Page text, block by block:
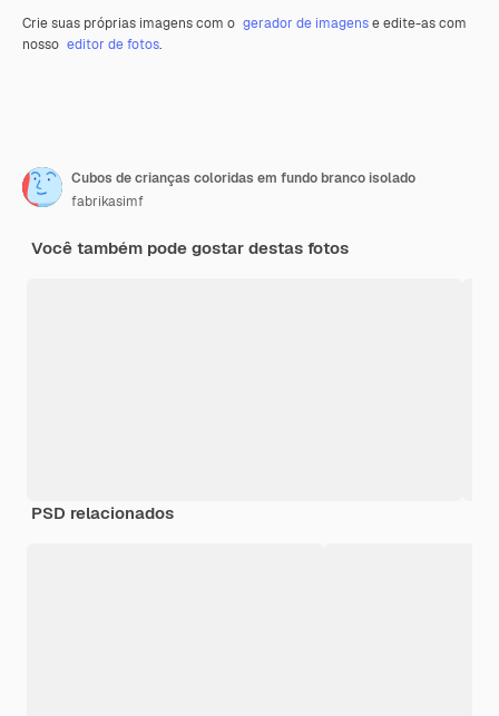
Crie suas próprias imagens com o gerador de imagense edite-as com
nosso editor de fotos.
Cubos de crianças coloridas em fundo branco isolado
fabrikasimf
Você também pode gostar destas fotos
PSD relacionados